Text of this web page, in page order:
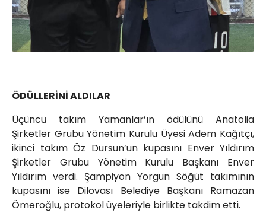
ÖDÜLLERİNİ ALDILAR
Üçüncü takım Yamanlar’ın ödülünü Anatolia
Şirketler Grubu Yönetim Kurulu Üyesi Adem Kağıtçı,
ikinci takım Öz Dursun’un kupasını Enver Yıldırım
Şirketler Grubu Yönetim Kurulu Başkanı Enver
Yıldırım verdi. Şampiyon Yorgun Söğüt takımının
kupasını ise Dilovası Belediye Başkanı Ramazan
Ömeroğlu, protokol üyeleriyle birlikte takdim etti.